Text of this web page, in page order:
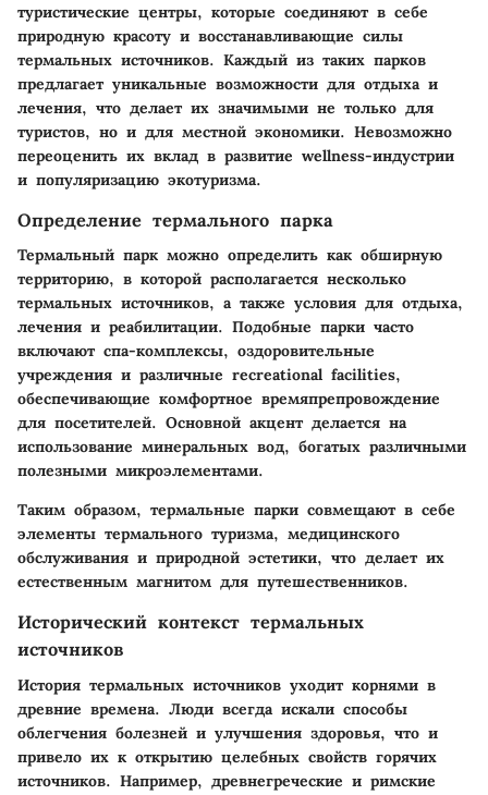
туристические центры, которые соединяют в себе
природную красоту и восстанавливающие силы
термальных источников. Каждый из таких парков
предлагает уникальные возможности для отдыха и
лечения, что делает их значимыми не только для
туристов, но и для местной экономики. Невозможно
переоценить их вклад в развитие wellness-индустрии
и популяризацию экотуризма.
Определение термального парка
Термальный парк можно определить как обширную
территорию, в которой располагается несколько
термальных источников, а также условия для отдыха,
лечения и реабилитации. Подобные парки часто
включают спа-комплексы, оздоровительные
учреждения и различные recreational facilities,
обеспечивающие комфортное времяпрепровождение
для посетителей. Основной акцент делается на
использование минеральных вод, богатых различными
полезными микроэлементами.
Таким образом, термальные парки совмещают в себе
элементы термального туризма, медицинского
обслуживания и природной эстетики, что делает их
естественным магнитом для путешественников.
Исторический контекст термальных
источников
История термальных источников уходит корнями в
древние времена. Люди всегда искали способы
облегчения болезней и улучшения здоровья, что и
привело их к открытию целебных свойств горячих
источников. Например, древнегреческие и римские